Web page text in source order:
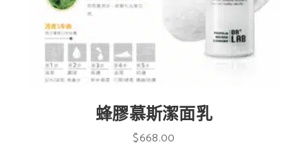
蜂膠慕斯潔面乳
$668.00